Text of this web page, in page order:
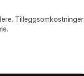
Tilleggsomkostninger